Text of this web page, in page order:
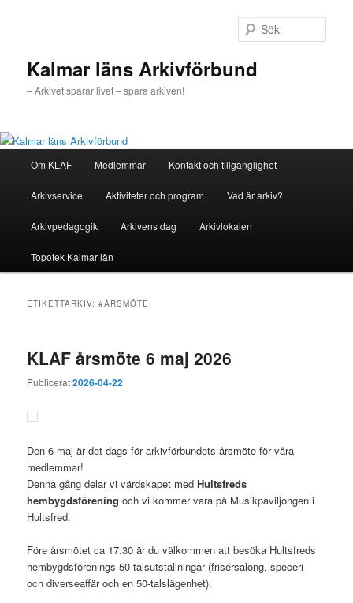
Kalmar läns Arkivförbund
– Arkivet sparar livet – spara arkiven!
Om KLAF Medlemmar Kontakt och tillgänglighet
Arkivservice Aktiviteter och program Vad är arkiv?
Arkivpedagogik Arkivens dag Arkivlokalen
Topotek Kalmar län
ETIKETTARKIV:#ÅRSMÖTE
KLAF årsmöte 6 maj 2026
Publicerat2026-04-22
Den 6 maj är det dags för arkivförbundets årsmöte för våra
medlemmar!
Denna gång delar vi värdskapet medHultsfreds
hembygdsförening och vi kommer vara på Musikpaviljongen i
Hultsfred.
Före årsmötet ca 17.30 är du välkommen att besöka Hultsfreds
hembygdsförenings 50-talsutställningar (frisérsalong, speceri-
och diverseaffär och en 50-talslägenhet).